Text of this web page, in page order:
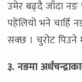
उमेर बढ्दै जाँदा
पहेंलियो भने चाहिँ
सक्छ । चुरोट पिउने
३. नङमा